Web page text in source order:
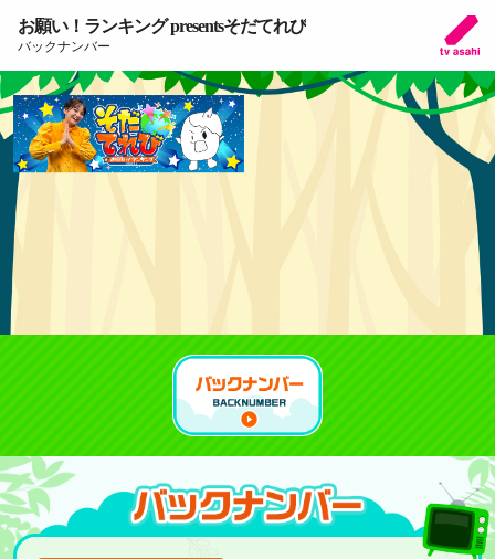
お願い！ランキング presentsそだてれび
バックナンバー